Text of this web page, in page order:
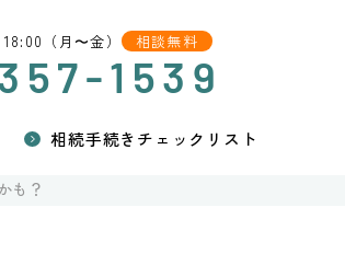
（月〜金） 相談無料
1539
相続手続きチェックリスト
も？